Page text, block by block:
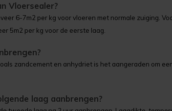
Vloersealer?
6-7m2 per kg voor vloeren met normale zuiging.
5m2 per kg voor de eerste laag.
zandcement en anhydriet is het aangeraden om
laag aanbrengen?